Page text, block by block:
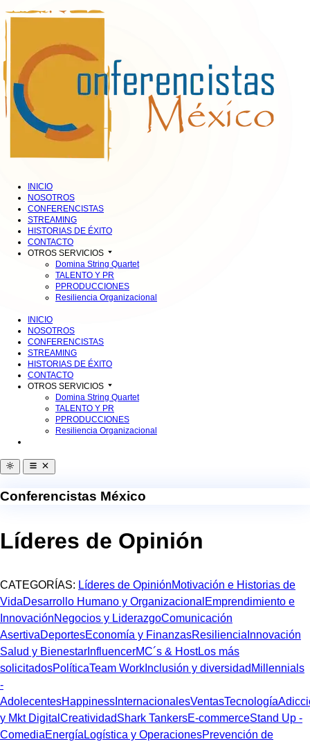
INICIO
NOSOTROS
CONFERENCISTAS
STREAMING
HISTORIAS DE ÉXITO
CONTACTO
OTROS SERVICIOS
Domina String Quartet
TALENTO Y PR
PPRODUCCIONES
Resiliencia Organizacional
INICIO
NOSOTROS
CONFERENCISTAS
STREAMING
HISTORIAS DE ÉXITO
CONTACTO
OTROS SERVICIOS
Domina String Quartet
TALENTO Y PR
PPRODUCCIONES
Resiliencia Organizacional
Conferencistas México
Líderes de Opinión
CATEGORÍAS: Líderes de OpiniónMotivación e Historias de
VidaDesarrollo Humano y Organizacional Emprendimiento e
InnovaciónNegocios y LiderazgoComunicación
AsertivaDeportesEconomía y FinanzasResiliencia Innovación
Salud y Bienestar InfluencerMC´s & HostLos más
solicitadosPolíticaTeam Work Inclusión y diversidad Millennials
-
AdolecentesHappiness InternacionalesVentasTecnología
y Mkt Digital CreatividadShark TankersE-commerceStand Up -
ComediaEnergía Logística y OperacionesPrevención de